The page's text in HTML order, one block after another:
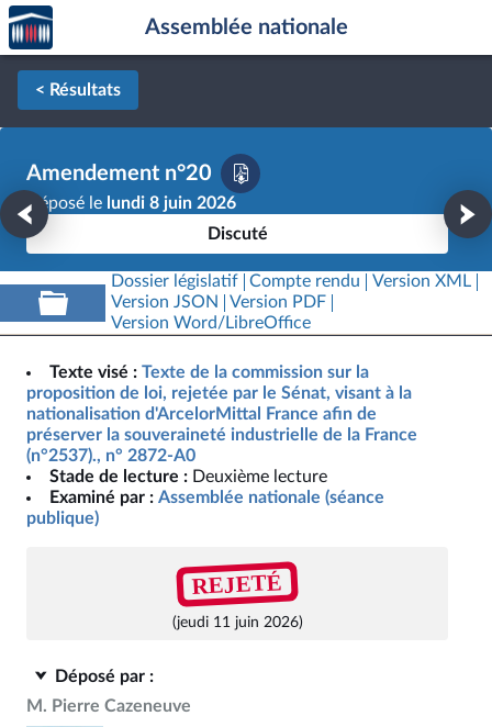
Aller au contenu
Aller en bas de la page
Accèder
à la
page
d'accueil
Assemblée nationale
< Résultats
Amendement n°20
Déposé le lundi 8 juin 2026
Discuté
Dossier législatif Compte rendu
Version XML
Version JSON
Version PDF
Version Word/LibreOffice
Texte visé : Texte de la commission sur la
proposition de loi, rejetée par le Sénat, visant à la
nationalisation d'ArcelorMittal France afin de
préserver la souveraineté industrielle de la France
(n°2537)., n° 2872-A0
Stade de lecture : Deuxième lecture
Examiné par : Assemblée nationale (séance
publique)
REJETÉ
(jeudi 11 juin 2026)
Déposé par :
M. Pierre Cazeneuve